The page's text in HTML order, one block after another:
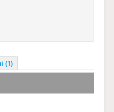
(1)